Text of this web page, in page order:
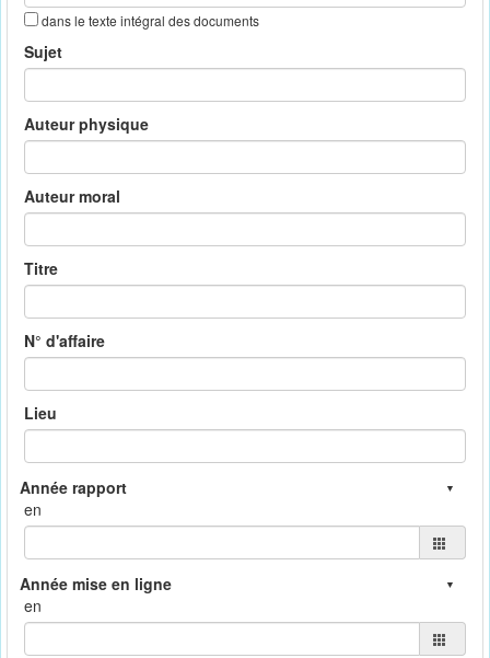
dans le texte intégral des documents
Sujet
Auteur physique
Auteur moral
Titre
N° d'affaire
Lieu
en
en